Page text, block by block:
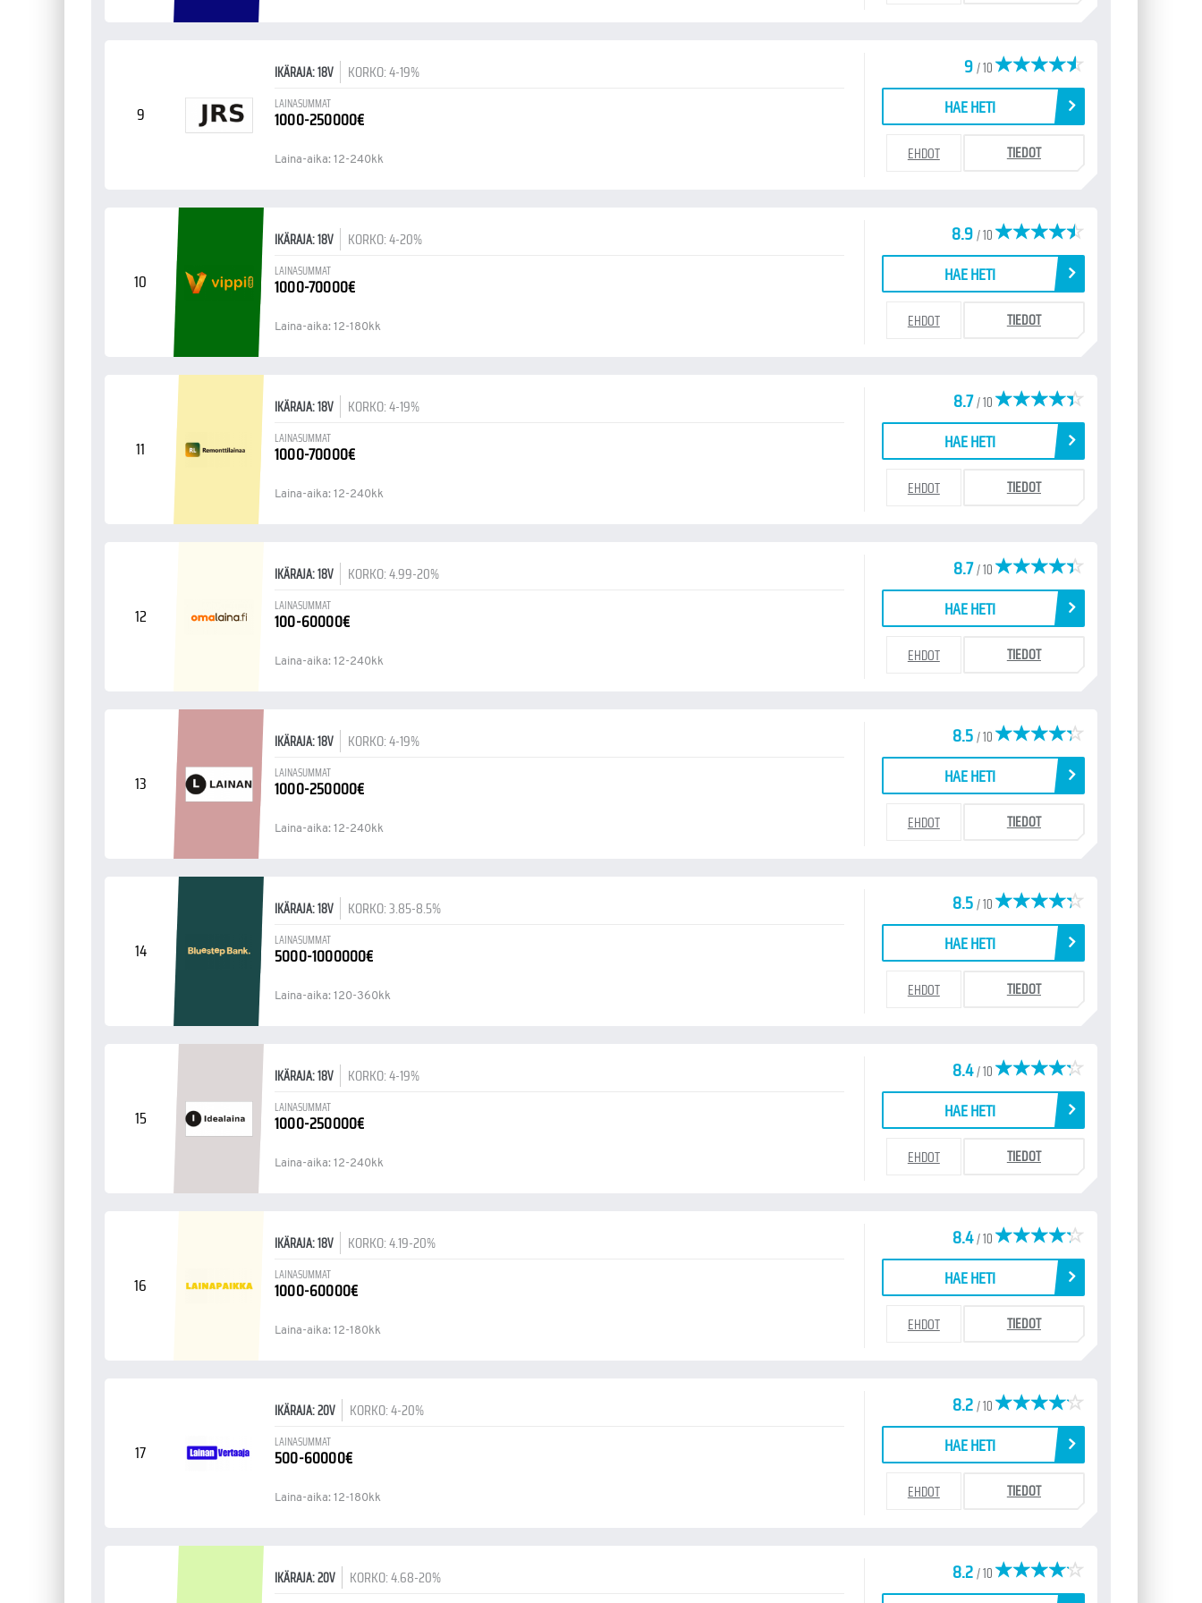
9
IKÄRAJA: 18V KORKO: 4-19%
LAINASUMMAT
1000-250000€
Laina-aika: 12-240kk
9/ 10
HAE HETI
EHDOT TIEDOT
10
IKÄRAJA: 18V KORKO: 4-20%
LAINASUMMAT
1000-70000€
Laina-aika: 12-180kk
8.9/ 10
HAE HETI
EHDOT TIEDOT
11
IKÄRAJA: 18V KORKO: 4-19%
LAINASUMMAT
1000-70000€
Laina-aika: 12-240kk
8.7/ 10
HAE HETI
EHDOT TIEDOT
12
IKÄRAJA: 18V KORKO: 4.99-20%
LAINASUMMAT
100-60000€
Laina-aika: 12-240kk
8.7/ 10
HAE HETI
EHDOT TIEDOT
13
IKÄRAJA: 18V KORKO: 4-19%
LAINASUMMAT
1000-250000€
Laina-aika: 12-240kk
8.5/ 10
HAE HETI
EHDOT TIEDOT
14
IKÄRAJA: 18V KORKO: 3.85-8.5%
LAINASUMMAT
5000-1000000€
Laina-aika: 120-360kk
8.5/ 10
HAE HETI
EHDOT TIEDOT
15
IKÄRAJA: 18V KORKO: 4-19%
LAINASUMMAT
1000-250000€
Laina-aika: 12-240kk
8.4/ 10
HAE HETI
EHDOT TIEDOT
16
IKÄRAJA: 18V KORKO: 4.19-20%
LAINASUMMAT
1000-60000€
Laina-aika: 12-180kk
8.4/ 10
HAE HETI
EHDOT TIEDOT
17
IKÄRAJA: 20V KORKO: 4-20%
LAINASUMMAT
500-60000€
Laina-aika: 12-180kk
8.2/ 10
HAE HETI
EHDOT TIEDOT
IKÄRAJA: 20V KORKO: 4.68-20% 8.2/ 10